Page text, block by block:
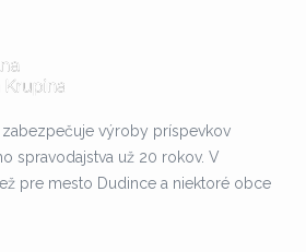
zabezpečuje výroby príspevkov
spravodajstva už 20 rokov. V
pre mesto Dudince a niektoré obce